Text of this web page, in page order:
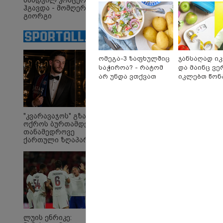
ირაკლი
ღარიბაშვილი კლინიკაში
იყო გადაყვანილი - რა
ჰგავდა - მომღერალი
გიორგი
დაქორწინდა (ვიდეო)
"კვარავაჯოს" გზა
ოქროს ბურთამდე:
თანამედროვე
ქართული ზღაპარი
ლუის ენრიკე:
ომეგა-3 ზაფხულშიც
საჭიროა? - რატომ
არ უნდა ვთქვათ
ჯანსაღად
და მაინც
იკლებთ